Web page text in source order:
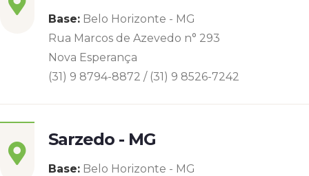
Base: Belo Horizonte - MG
Rua Marcos de Azevedo n° 293
Nova Esperança
(31) 9 8794-8872 / (31) 9 8526-7242
Sarzedo - MG
Base: Belo Horizonte - MG